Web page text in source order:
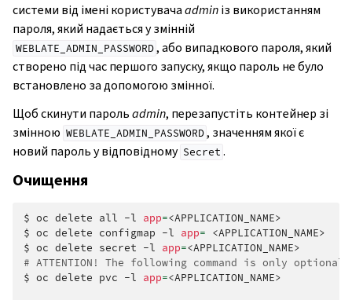
системи від імені користувачаadminіз використанням
пароля, який надається у змінній
WEBLATE_ADMIN_PASSWORD , або випадкового пароля, який
створено під час першого запуску, якщо пароль не було
встановлено за допомогою змінної.
Щоб скинути парольadmin, перезапустіть контейнер зі
змінною WEBLATE_ADMIN_PASSWORD , значенням якої є
новий пароль у відповідному Secret .
Очищення
$ oc delete all -l app=<APPLICATION_NAME>
$ oc delete configmap -l app= <APPLICATION_NAME>
$ oc delete secret -l app=
# ATTENTION! The following command is only
$ oc delete pvc -l app=<APPLICATION_NAME>